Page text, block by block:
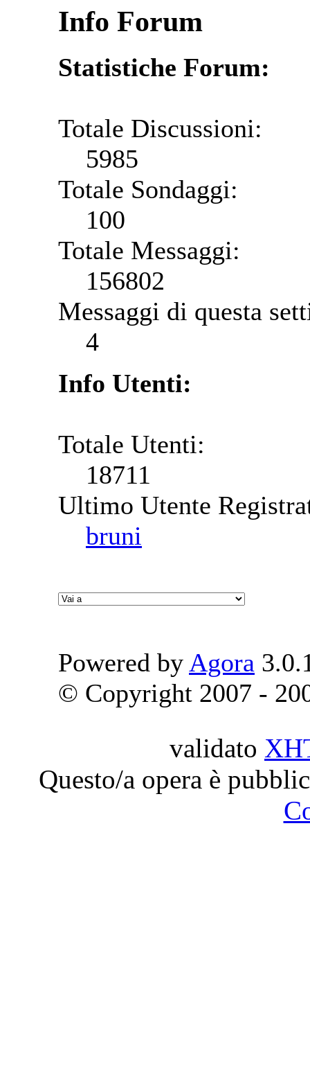
Info Forum
Statistiche Forum:
Totale Discussioni:
5985
Totale Sondaggi:
100
Totale Messaggi:
156802
Messaggi di questa
4
Info Utenti:
Totale Utenti:
18711
Ultimo Utente
bruni
Powered by Agora
© Copyright 2007 -
validato
Questo/a opera è